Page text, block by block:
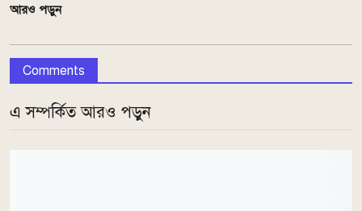
আরও পড়ুন
Comments
এ সম্পর্কিত আরও পড়ুন